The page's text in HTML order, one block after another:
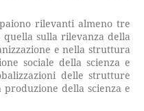
rilevanti almeno tre
sulla rilevanza della
e nella struttura
sociale della scienza e
delle strutture
della scienza e